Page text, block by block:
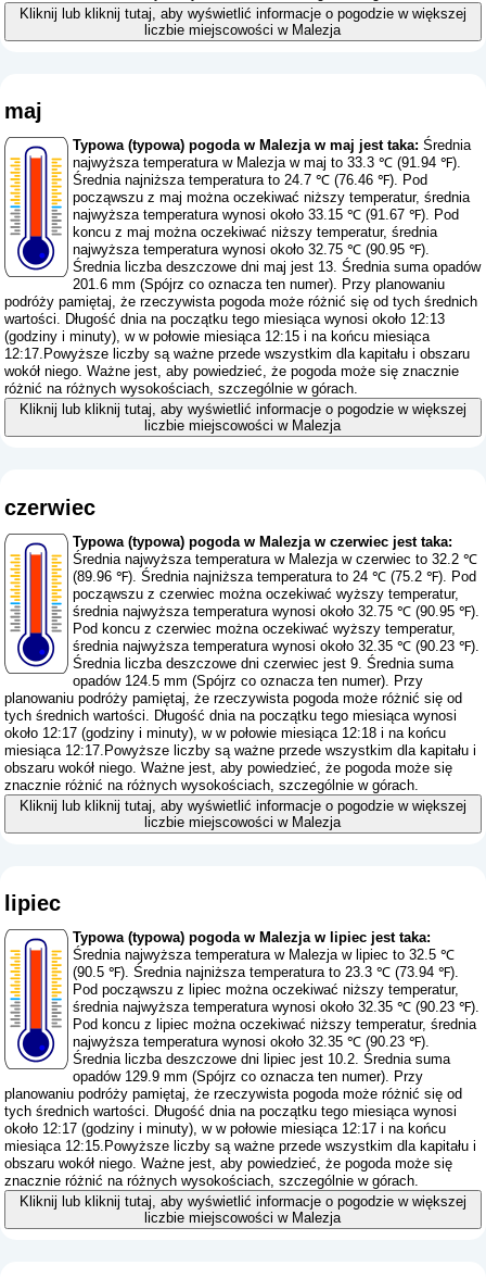
Kliknij lub kliknij tutaj, aby wyświetlić informacje o pogodzie w większej
liczbie miejscowości w Malezja
maj
Typowa (typowa) pogoda w Malezja w maj jest taka: Średnia
najwyższa temperatura w Malezja w maj to 33.3 ℃ (91.94 ℉).
Średnia najniższa temperatura to 24.7 ℃ (76.46 ℉). Pod
począwszu z maj można oczekiwać niższy temperatur, średnia
najwyższa temperatura wynosi około 33.15 ℃ (91.67 ℉). Pod
koncu z maj można oczekiwać niższy temperatur, średnia
najwyższa temperatura wynosi około 32.75 ℃ (90.95 ℉).
Średnia liczba deszczowe dni maj jest 13. Średnia suma opadów
201.6 mm (Spójrz co oznacza ten numer). Przy planowaniu
podróży pamiętaj, że rzeczywista pogoda może różnić się od tych średnich
wartości. Długość dnia na początku tego miesiąca wynosi około 12:13
(godziny i minuty), w w połowie miesiąca 12:15 i na końcu miesiąca
12:17.Powyższe liczby są ważne przede wszystkim dla kapitału i obszaru
wokół niego. Ważne jest, aby powiedzieć, że pogoda może się znacznie
różnić na różnych wysokościach, szczególnie w górach.
Kliknij lub kliknij tutaj, aby wyświetlić informacje o pogodzie w większej
liczbie miejscowości w Malezja
czerwiec
Typowa (typowa) pogoda w Malezja w czerwiec jest taka:
Średnia najwyższa temperatura w Malezja w czerwiec to 32.2 ℃
(89.96 ℉). Średnia najniższa temperatura to 24 ℃ (75.2 ℉). Pod
począwszu z czerwiec można oczekiwać wyższy temperatur,
średnia najwyższa temperatura wynosi około 32.75 ℃ (90.95 ℉).
Pod koncu z czerwiec można oczekiwać wyższy temperatur,
średnia najwyższa temperatura wynosi około 32.35 ℃ (90.23 ℉).
Średnia liczba deszczowe dni czerwiec jest 9. Średnia suma
opadów 124.5 mm (Spójrz co oznacza ten numer). Przy
planowaniu podróży pamiętaj, że rzeczywista pogoda może różnić się od
tych średnich wartości. Długość dnia na początku tego miesiąca wynosi
około 12:17 (godziny i minuty), w w połowie miesiąca 12:18 i na końcu
miesiąca 12:17.Powyższe liczby są ważne przede wszystkim dla kapitału i
obszaru wokół niego. Ważne jest, aby powiedzieć, że pogoda może się
znacznie różnić na różnych wysokościach, szczególnie w górach.
Kliknij lub kliknij tutaj, aby wyświetlić informacje o pogodzie w większej
liczbie miejscowości w Malezja
lipiec
Typowa (typowa) pogoda w Malezja w lipiec jest taka:
Średnia najwyższa temperatura w Malezja w lipiec to 32.5 ℃
(90.5 ℉). Średnia najniższa temperatura to 23.3 ℃ (73.94 ℉).
Pod począwszu z lipiec można oczekiwać niższy temperatur,
średnia najwyższa temperatura wynosi około 32.35 ℃ (90.23 ℉).
Pod koncu z lipiec można oczekiwać niższy temperatur, średnia
najwyższa temperatura wynosi około 32.35 ℃ (90.23 ℉).
Średnia liczba deszczowe dni lipiec jest 10.2. Średnia suma
opadów 129.9 mm (Spójrz co oznacza ten numer). Przy
planowaniu podróży pamiętaj, że rzeczywista pogoda może różnić się od
tych średnich wartości. Długość dnia na początku tego miesiąca wynosi
około 12:17 (godziny i minuty), w w połowie miesiąca 12:17 i na końcu
miesiąca 12:15.Powyższe liczby są ważne przede wszystkim dla kapitału i
obszaru wokół niego. Ważne jest, aby powiedzieć, że pogoda może się
znacznie różnić na różnych wysokościach, szczególnie w górach.
Kliknij lub kliknij tutaj, aby wyświetlić informacje o pogodzie w większej
liczbie miejscowości w Malezja